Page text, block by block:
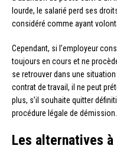
lourde, le salarié perd ses
considéré comme ayant
Cependant, si l’employeur
toujours en cours et ne
se retrouver dans une
contrat de travail, il ne peut
plus, s’il souhaite quitter
procédure légale de démission.
Les alternatives à